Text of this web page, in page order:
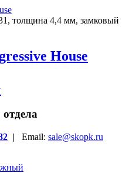
толщина 4,4 мм, замковый
House
| Email: sale@skopk.ru